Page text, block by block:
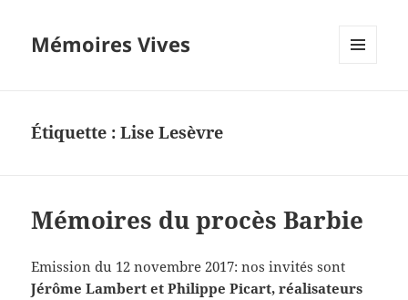
Mémoires Vives
Étiquette :Lise Lesèvre
Mémoires du procès Barbie
Emission du 12 novembre 2017: nos invités sont
Jérôme Lambert et Philippe Picart, réalisateurs